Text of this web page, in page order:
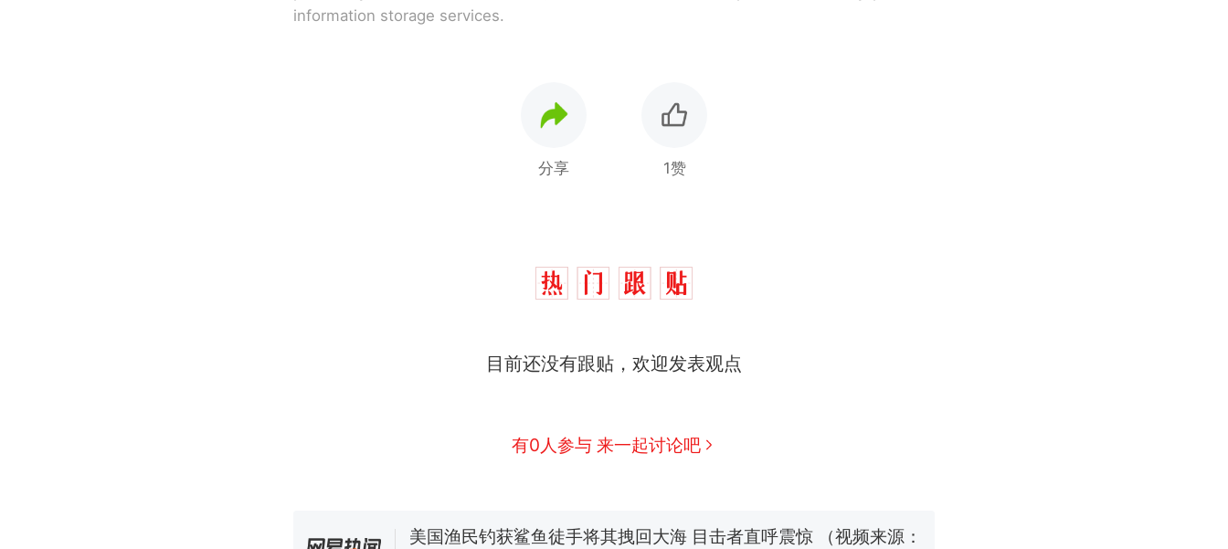
information storage services.
分享 1赞
目前还没有跟贴，欢迎发表观点
有0人参与 来一起讨论吧
制裁瓜子饺子，美国怕什么？
那个在床头放菜刀的女孩，因老师一句“跟我回家”改写了人生
男子上山采菌偶然发现鸡枞菌窝，原地守1天等它长大：挖了140多